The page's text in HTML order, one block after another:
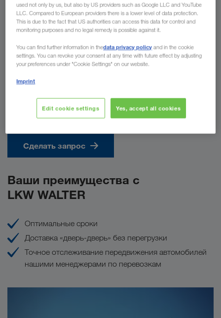
Из
Молдавия
Страна
Сделать запрос
Ваши преимущества с
LKW WALTER
Оптимальные сроки
Доставка «дверь-дверь» без перегрузки
Точное отслеживание передвижения автомобилей
нашими менеджерами по перевозкам
used not only by us, but also by US providers such as Google LLC and YouTube
LLC. Compared to European providers there is a lower level of data protection.
This is due to the fact that US authorities can access this data for control and
monitoring purposes and no legal remedy is possible against it.
You can find further information in thedata privacy policy and in the cookie
settings. You can revoke your consent at any time with future effect by adjusting
your preferences under "Cookie Settings" on our website.
Imprint
Edit cookie settings Yes, accept all cookies